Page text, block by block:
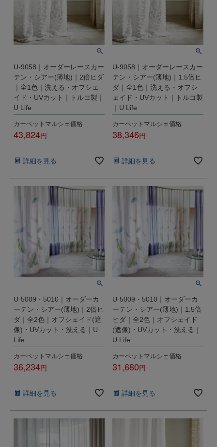
U-9058｜オーダーレースカー
テン・シアー(薄地)｜2倍ヒダ
｜全1色｜洗える・オフシェ
イド・UVカット｜トルコ製｜
U Life
カーペットマルシェ価格
43,824
詳細を見る
U-9058｜オーダーレースカー
テン・シアー(薄地)｜1.5倍ヒ
ダ｜全1色｜洗える・オフシ
ェイド・UVカット｜トルコ製
｜U Life
カーペットマルシェ価格
38,346
詳細を見る
U-5009・5010｜オーダーカ
ーテン・シアー(薄地)｜2倍ヒ
ダ｜全2色｜オフシェイド(遮
像)・UVカット・洗える｜U
Life
カーペットマルシェ価格
36,234
詳細を見る
U-5009・5010｜オーダーカ
ーテン・シアー(薄地)｜1.5倍
ヒダ｜全2色｜オフシェイド
(遮像)・UVカット・洗える｜
U Life
カーペットマルシェ価格
31,680
詳細を見る